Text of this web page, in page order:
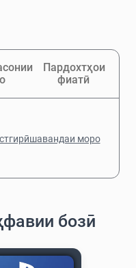
Пардохтҳои
фиатӣ
моро
бозӣ